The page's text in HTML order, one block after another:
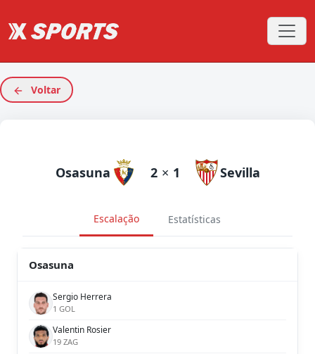
Voltar
Osasuna 2 × 1 Sevilla
Escalação Estatísticas
Osasuna
Sergio Herrera
1 GOL
Valentin Rosier
19 ZAG